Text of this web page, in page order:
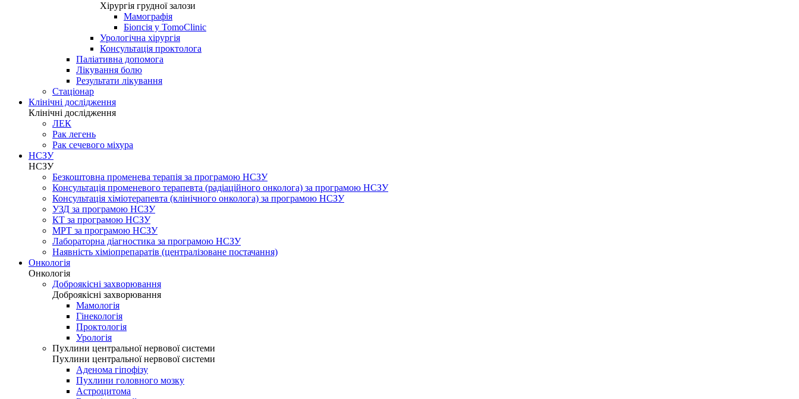
Хірургія грудної залози
Мамографія
Біопсія у TomoClinic
Урологічна хірургія
Консультація проктолога
Паліативна допомога
Лікування болю
Результати лікування
Стаціонар
Клінічні дослідження
Клінічні дослідження
ЛЕК
Рак легень
Рак сечевого міхура
НСЗУ
НСЗУ
Безкоштовна променева терапія за програмою НСЗУ
Консультація променевого терапевта (радіаційного онколога) за програмою НСЗУ
Консультація хіміотерапевта (клінічного онколога) за програмою НСЗУ
УЗД за програмою НСЗУ
КТ за програмою НСЗУ
МРТ за програмою НСЗУ
Лабораторна діагностика за програмою НСЗУ
Наявність хіміопрепаратів (централізоване постачання)
Онкологія
Онкологія
Доброякісні захворювання
Доброякісні захворювання
Мамологія
Гінекологія
Проктологія
Урологія
Пухлини центральної нервової системи
Пухлини центральної нервової системи
Аденома гіпофізу
Пухлини головного мозку
Астроцитома